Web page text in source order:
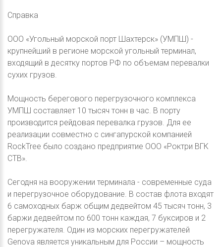
Справка
ООО «Угольный морской порт Шахтерск» (УМПШ) -
крупнейший в регионе морской угольный терминал,
входящий в десятку портов РФ по объемам перевалки
сухих грузов.
Мощность берегового перегрузочного комплекса
УМПШ составляет 10 тысяч тонн в час. В порту
производится рейдовая перевалка грузов. Для ее
реализации совместно с сингапурской компанией
RockTree было создано предприятие ООО «Роктри ВГК
СТВ».
Сегодня на вооружении терминала - современные суда
и перегрузочное оборудование. В состав флота входят
6 самоходных барж общим дедвейтом 45 тысяч тонн, 3
баржи дедвейтом по 600 тонн каждая, 7 буксиров и 2
перегружателя. Один из морских перегружателей
Genova является уникальным для России – мощность